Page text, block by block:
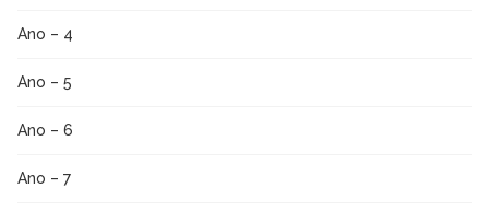
Ano – 4
Ano – 5
Ano – 6
Ano – 7